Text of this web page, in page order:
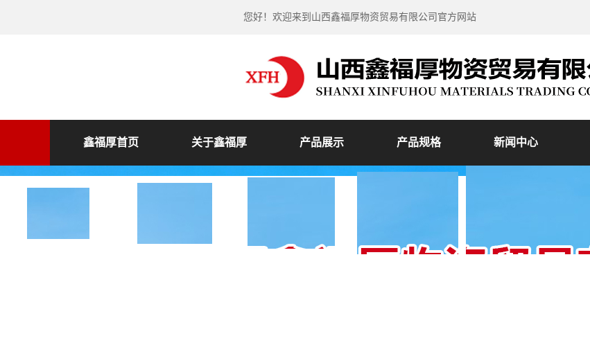
您好！欢迎来到山西鑫福厚物资贸易有限公司官方网站
鑫福厚首页 关于鑫福厚 产品展示 产品规格 新闻中心